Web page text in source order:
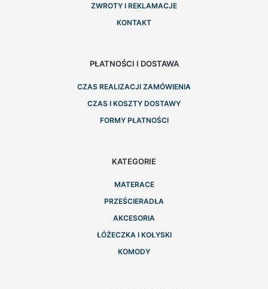
ZWROTY I REKLAMACJE
KONTAKT
PŁATNOŚCI I DOSTAWA
CZAS REALIZACJI ZAMÓWIENIA
CZAS I KOSZTY DOSTAWY
FORMY PŁATNOŚCI
KATEGORIE
MATERACE
PRZEŚCIERADŁA
AKCESORIA
ŁÓŻECZKA I KOŁYSKI
KOMODY